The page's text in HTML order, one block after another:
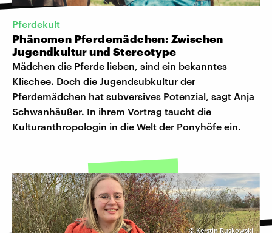
Pferdekult
Phänomen Pferdemädchen: Zwischen
Jugendkultur und Stereotype
Mädchen die Pferde lieben, sind ein bekanntes
Klischee. Doch die Jugendsubkultur der
Pferdemädchen hat subversives Potenzial, sagt Anja
Schwanhäußer. In ihrem Vortrag taucht die
Kulturanthropologin in die Welt der Ponyhöfe ein.
©Kerstin Ruskowski